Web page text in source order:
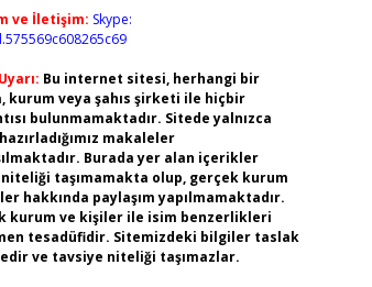
ve İletişim: Skype:
Bu internet sitesi, herhangi bir
kurum veya şahıs şirketi ile hiçbir
bulunmamaktadır. Sitede yalnızca
makaleler
Burada yer alan içerikler
taşımamakta olup, gerçek kurum
hakkında paylaşım yapılmamaktadır.
kurum ve kişiler ile isim benzerlikleri
tesadüfidir. Sitemizdeki bilgiler taslak
ve tavsiye niteliği taşımazlar.